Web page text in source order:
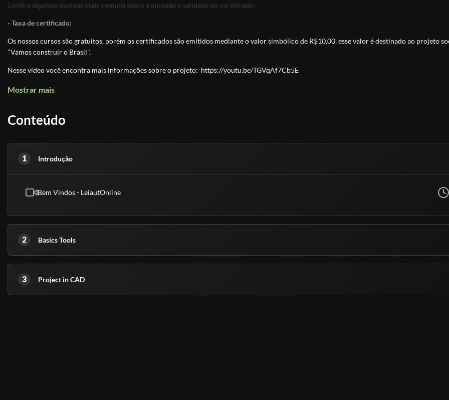
Confira algumas dúvidas mais comuns sobre a emissão e validade do certificado:
- Taxa de certificado:
Os nossos cursos são gratuitos, porém os certificados são emitidos mediante o valor simbólico de R$10,00, esse valor é destinado ao projeto
"Vamos construir o Brasil".
Nesse vídeo você encontra mais informações sobre o projeto: https://youtu.be/TGVqAf7Cb5E
- Meu certificado emitido através deste site tem validação do MEC?
profissionalizantes e do ensino médio. Cursos online são classificados, por lei, como
Os Cursos Livres, passaram a integrar a Educação Profissional, como Nível Básico após a Lei nº 9.394 - Diretrizes e Bases da Educação
uma modalidade de educação não-formal com duração variável, a fim de proporcionar conhecimentos que permitam atualizar-se para o
, previsto por lei na Constituição Federal. É com essa base que trabalhamos,
educação. Os cursos livres e os certificados tem validade para fins curriculares e certificações de atualização ou aperfeiçoamento, não sendo
- Meu certificado é aceito pelo CREA, CRC e CRM?
Conforme explicado acima, nossos cursos são de nível básico e livre, ou seja, servem para atualização e qualificação. Todos esses órgãos são de
superior.
Mostrar mais
Conteúdo
1 Introdução
Bem Vindos - LeiautOnline
2 Basics Tools
3 Project in CAD